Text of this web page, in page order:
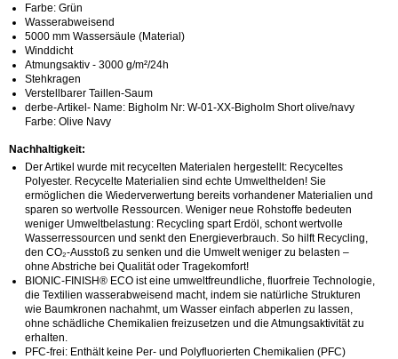
Farbe: Grün
Wasserabweisend
5000 mm Wassersäule (Material)
Winddicht
Atmungsaktiv - 3000 g/m²/24h
Stehkragen
Verstellbarer Taillen-Saum
derbe-Artikel- Name: Bigholm Nr: W-01-XX-Bigholm Short olive/navy
Farbe: Olive Navy
Nachhaltigkeit:
Der Artikel wurde mit recycelten Materialen hergestellt: Recyceltes
Polyester. Recycelte Materialien sind echte Umwelthelden! Sie
ermöglichen die Wiederverwertung bereits vorhandener Materialien und
sparen so wertvolle Ressourcen. Weniger neue Rohstoffe bedeuten
weniger Umweltbelastung: Recycling spart Erdöl, schont wertvolle
Wasserressourcen und senkt den Energieverbrauch. So hilft Recycling,
den CO₂-Ausstoß zu senken und die Umwelt weniger zu belasten –
ohne Abstriche bei Qualität oder Tragekomfort!
BIONIC-FINISH® ECO ist eine umweltfreundliche, fluorfreie Technologie,
die Textilien wasserabweisend macht, indem sie natürliche Strukturen
wie Baumkronen nachahmt, um Wasser einfach abperlen zu lassen,
ohne schädliche Chemikalien freizusetzen und die Atmungsaktivität zu
erhalten.
PFC-frei: Enthält keine Per- und Polyfluorierten Chemikalien (PFC)